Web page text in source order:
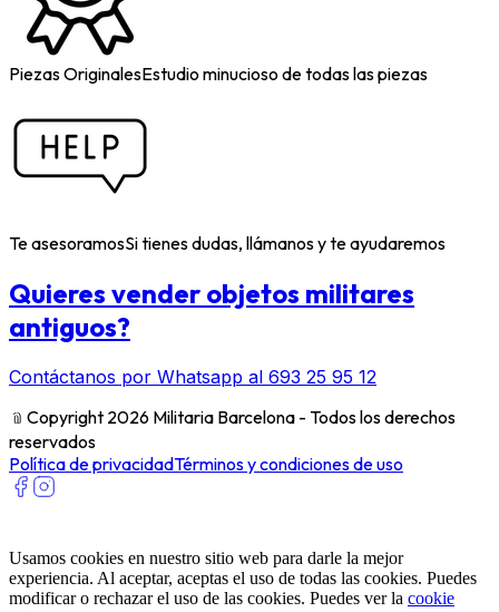
Piezas OriginalesEstudio minucioso de todas las piezas
Te asesoramosSi tienes dudas, llámanos y te ayudaremos
Quieres vender objetos militares
antiguos?
Contáctanos por Whatsapp al 693 25 95 12
﹫ Copyright 2026 Militaria Barcelona - Todos los derechos
reservados
Política de privacidadTérminos y condiciones de uso
Usamos cookies en nuestro sitio web para darle la mejor
experiencia. Al aceptar, aceptas el uso de todas las cookies. Puedes
modificar o rechazar el uso de las cookies. Puedes ver la cookie